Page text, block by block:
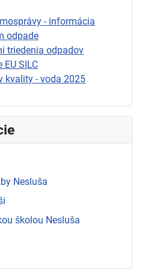
- informácia
odpade
triedenia odpadov
SILC
kvality - voda 2025
Nesluša
školou Nesluša